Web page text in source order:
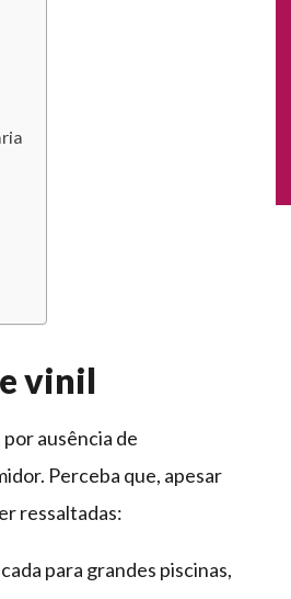
vinil
ausência de
Perceba que, apesar
ressaltadas:
para grandes piscinas,